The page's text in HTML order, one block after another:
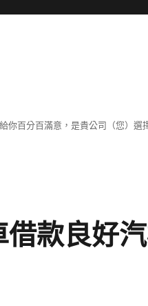
百分百滿意，是貴公司（您）
款良好